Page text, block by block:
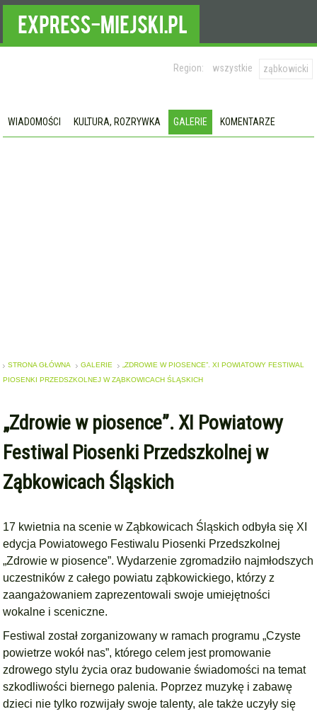
Region: wszystkie ząbkowicki
WIADOMOŚCI KULTURA, ROZRYWKA GALERIE KOMENTARZE
STRONA GŁÓWNA GALERIE
„ZDROWIE W PIOSENCE”. XI POWIATOWY FESTIWAL
PIOSENKI PRZEDSZKOLNEJ W ZĄBKOWICACH ŚLĄSKICH
„Zdrowie w piosence”. XI Powiatowy
Festiwal Piosenki Przedszkolnej w
Ząbkowicach Śląskich
17 kwietnia na scenie w Ząbkowicach Śląskich odbyła się XI
edycja Powiatowego Festiwalu Piosenki Przedszkolnej
„Zdrowie w piosence”. Wydarzenie zgromadziło najmłodszych
uczestników z całego powiatu ząbkowickiego, którzy z
zaangażowaniem zaprezentowali swoje umiejętności
wokalne i sceniczne.
Festiwal został zorganizowany w ramach programu „Czyste
powietrze wokół nas”, którego celem jest promowanie
zdrowego stylu życia oraz budowanie świadomości na temat
szkodliwości biernego palenia. Poprzez muzykę i zabawę
dzieci nie tylko rozwijały swoje talenty, ale także uczyły się